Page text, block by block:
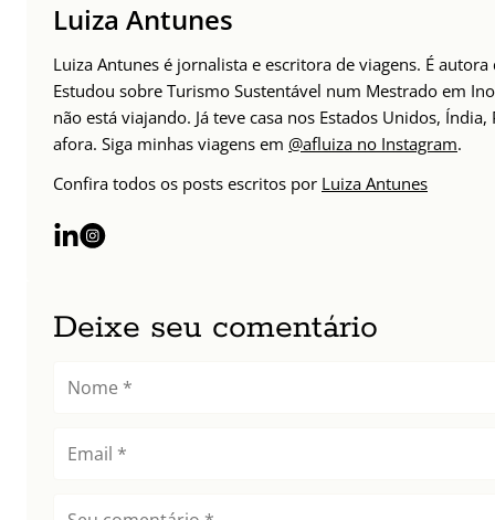
Luiza Antunes
Luiza Antunes é jornalista e escritora de viagens. É
Estudou sobre Turismo Sustentável num Mestrado em
não está viajando. Já teve casa nos Estados Unidos,
afora. Siga minhas viagens em @afluiza no Instagram.
Confira todos os posts escritos por Luiza Antunes
Deixe seu comentário